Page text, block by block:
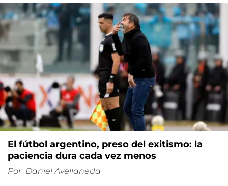
El fútbol argentino, preso del exitismo: la
paciencia dura cada vez menos
Por Daniel Avellaneda